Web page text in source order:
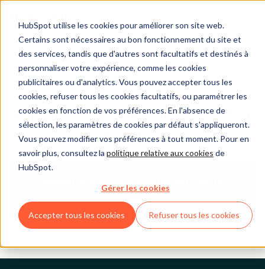
HubSpot utilise les cookies pour améliorer son site web.
Certains sont nécessaires au bon fonctionnement du site et
des services, tandis que d'autres sont facultatifs et destinés à
personnaliser votre expérience, comme les cookies
publicitaires ou d'analytics. Vous pouvez accepter tous les
cookies, refuser tous les cookies facultatifs, ou paramétrer les
cookies en fonction de vos préférences. En l'absence de
sélection, les paramètres de cookies par défaut s'appliqueront.
Vous pouvez modifier vos préférences à tout moment. Pour en
savoir plus, consultez la politique relative aux cookies de
HubSpot.
Gérer les cookies
Accepter tous les cookies Refuser tous les cookies
Centre légal
POLITIQUE DE CONFIDENTIALITÉ DE
HUBSPOT
juridique